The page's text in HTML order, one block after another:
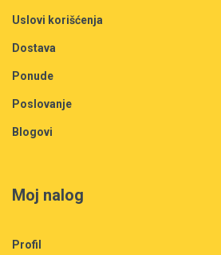
Uslovi korišćenja
Dostava
Ponude
Poslovanje
Blogovi
Moj nalog
Profil